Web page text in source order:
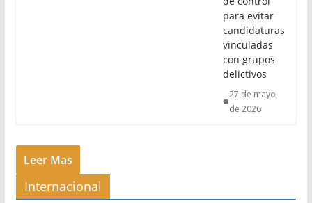
para evitar
candidaturas
vinculadas
con grupos
delictivos
27 de mayo
de 2026
Leer Mas
Internacional